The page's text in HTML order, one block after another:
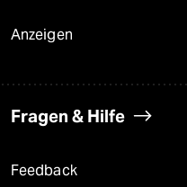
Anzeigen
Fragen & Hilfe
Feedback